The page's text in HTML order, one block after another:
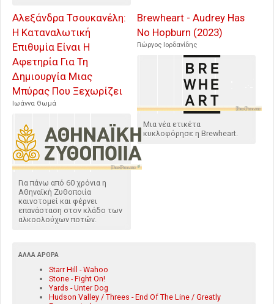
Αλεξάνδρα Τσουκανέλη:
Η Καταναλωτική
Επιθυμία Είναι Η
Αφετηρία Για Τη
Δημιουργία Μιας
Μπύρας Που Ξεχωρίζει
Ιωάννα Θωμά
Για πάνω από 60 χρόνια η
Αθηναϊκή Ζυθοποιία
καινοτομεί και φέρνει
επανάσταση στον κλάδο των
αλκοολούχων ποτών.
Brewheart - Audrey Has
No Hopburn (2023)
Γιώργος Ιορδανίδης
Μια νέα ετικέτα
κυκλοφόρησε η Brewheart.
ΆΛΛΑ ΆΡΘΡΑ
Starr Hill - Wahoo
Stone - Fight On!
Yards - Unter Dog
Hudson Valley / Threes - End Of The Line / Greatly